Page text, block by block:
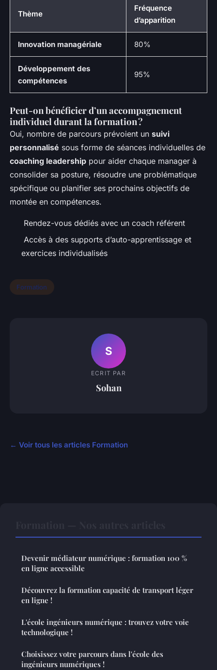
Thème
Fréquence
d’apparition
Innovation managériale 80%
Développement des
compétences
95%
Peut-on bénéficier d’un accompagnement
individuel durant la formation ?
Oui, nombre de parcours prévoient un suivi
personnalisé sous forme de séances individuelles de
coaching leadership pour aider chaque manager à
consolider sa posture, résoudre une problématique
spécifique ou planifier ses prochains objectifs de
montée en compétences.
Rendez-vous dédiés avec un coach référent
Accès à des supports d’auto-apprentissage et
exercices individualisés
Formation
S
ECRIT PAR
Sohan
← Voir tous les articles Formation
Devenir médiateur numérique : formation 100 %
en ligne accessible
Découvrez la formation capacité de transport léger
en ligne !
L'école ingénieurs numérique : trouvez votre voie
technologique !
Choisissez votre parcours dans l'école des
ingénieurs numériques !